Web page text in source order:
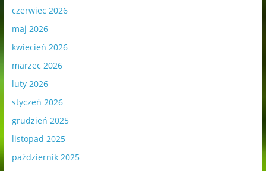
czerwiec 2026
maj 2026
kwiecień 2026
marzec 2026
luty 2026
styczeń 2026
grudzień 2025
listopad 2025
październik 2025